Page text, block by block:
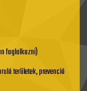
foglalkozni)
területek, prevenció